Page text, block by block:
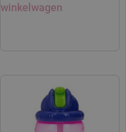
winkelwagen